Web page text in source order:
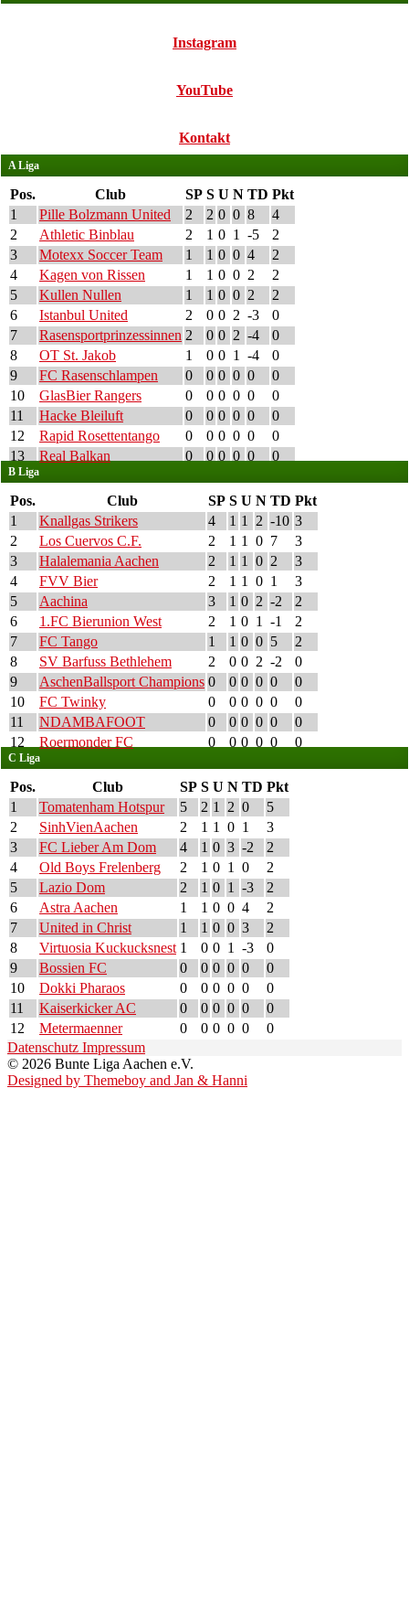
Instagram
YouTube
Kontakt
A Liga
Pos. Club SP S U N TD Pkt
1
Pille Bolzmann United 2 2 0 0 8
4
2
Athletic Binblau 2 1 0 1 -5
2
3
Motexx Soccer Team 1 1 0 0 4
2
4
Kagen von Rissen 1 1 0 0 2
2
5
Kullen Nullen 1 1 0 0 2
2
6
Istanbul United 2 0 0 2 -3
0
7
Rasensportprinzessinnen 2 0 0 2 -4
0
8
OT St. Jakob 1 0 0 1 -4
0
9
FC Rasenschlampen 0 0 0 0 0
0
10
GlasBier Rangers 0 0 0 0 0
0
11
Hacke Bleiluft 0 0 0 0 0
0
12
Rapid Rosettentango 0 0 0 0 0
0
13
Real Balkan 0 0 0 0 0 0
B Liga
Pos. Club SP S U N TD Pkt
1
Knallgas Strikers 4 1 1 2 -10 3
2
Los Cuervos C.F. 2 1 1 0 7
3
3
Halalemania Aachen 2 1 1 0 2
3
4
FVV Bier 2 1 1 0 1
3
5
Aachina 3 1 0 2 -2
2
6
1.FC Bierunion West 2 1 0 1 -1
2
7
FC Tango 1 1 0 0 5
2
8
SV Barfuss Bethlehem 2 0 0 2 -2
0
9
AschenBallsport Champions 0 0 0 0 0
0
10
FC Twinky 0 0 0 0 0
0
11
NDAMBAFOOT 0 0 0 0 0
0
12
Roermonder FC 0 0 0 0 0 0
C Liga
Pos. Club SP S U N TD Pkt
1
Tomatenham Hotspur 5 2 1 2 0
5
2
SinhVienAachen 2 1 1 0 1
3
3
FC Lieber Am Dom 4 1 0 3 -2
2
4
Old Boys Frelenberg 2 1 0 1 0
2
5
Lazio Dom 2 1 0 1 -3
2
6
Astra Aachen 1 1 0 0 4
2
7
United in Christ 1 1 0 0 3
2
8
Virtuosia Kuckucksnest 1 0 0 1 -3
0
9
Bossien FC 0 0 0 0 0
0
10
Dokki Pharaos 0 0 0 0 0
0
11
Kaiserkicker AC 0 0 0 0 0
0
12
Metermaenner 0 0 0 0 0
0
Datenschutz Impressum
© 2026 Bunte Liga Aachen e.V.
Designed by Themeboy and Jan & Hanni